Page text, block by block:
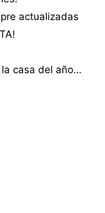
actualizadas
la casa del año…